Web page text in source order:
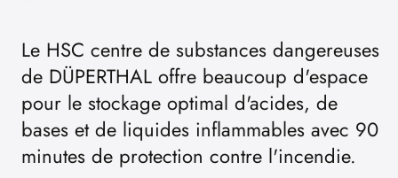
Le HSC centre de substances dangereuses
de DÜPERTHAL offre beaucoup d'espace
pour le stockage optimal d'acides, de
bases et de liquides inflammables avec 90
minutes de protection contre l'incendie.